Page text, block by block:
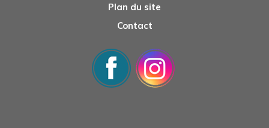
Plan du site
Contact